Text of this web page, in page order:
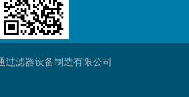
、含铅废水 6、含镉废水 7、铁矿山
金属废水 9、含铁废水 10、含铝废
过滤器设备制造有限公司